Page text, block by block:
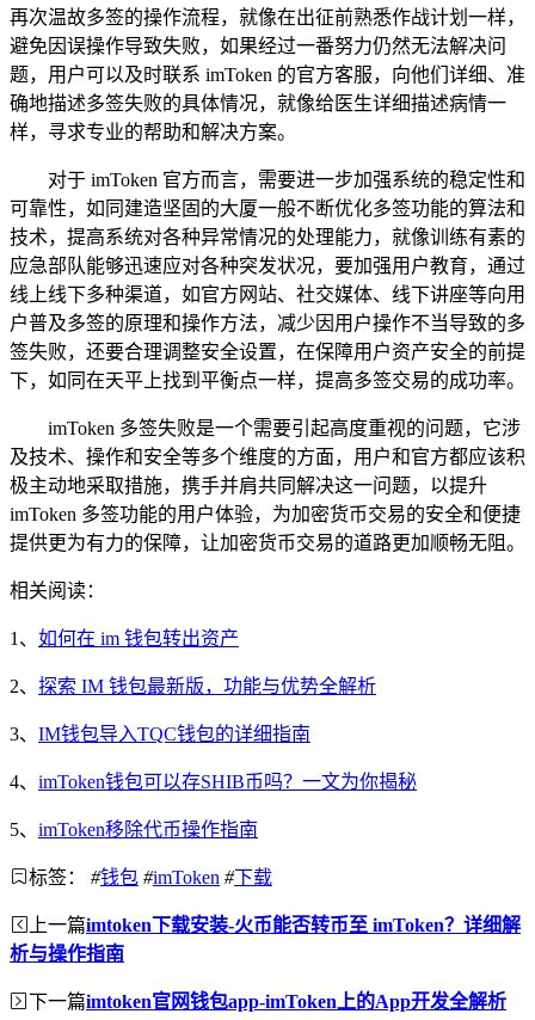
再次温故多签的操作流程，就像在出征前熟悉作战计划一样，
避免因误操作导致失败，如果经过一番努力仍然无法解决问
题，用户可以及时联系 imToken 的官方客服，向他们详细、准
确地描述多签失败的具体情况，就像给医生详细描述病情一
样，寻求专业的帮助和解决方案。
对于 imToken 官方而言，需要进一步加强系统的稳定性和
可靠性，如同建造坚固的大厦一般不断优化多签功能的算法和
技术，提高系统对各种异常情况的处理能力，就像训练有素的
应急部队能够迅速应对各种突发状况，要加强用户教育，通过
线上线下多种渠道，如官方网站、社交媒体、线下讲座等向用
户普及多签的原理和操作方法，减少因用户操作不当导致的多
签失败，还要合理调整安全设置，在保障用户资产安全的前提
下，如同在天平上找到平衡点一样，提高多签交易的成功率。
imToken 多签失败是一个需要引起高度重视的问题，它涉
及技术、操作和安全等多个维度的方面，用户和官方都应该积
极主动地采取措施，携手并肩共同解决这一问题，以提升
imToken 多签功能的用户体验，为加密货币交易的安全和便捷
提供更为有力的保障，让加密货币交易的道路更加顺畅无阻。
相关阅读：
1、 如何在 im 钱包转出资产
2、 探索 IM 钱包最新版，功能与优势全解析
3、 IM钱包导入TQC钱包的详细指南
4、 imToken钱包可以存SHIB币吗？一文为你揭秘
5、 imToken移除代币操作指南
标签： #钱包 #imToken #下载
上一篇imtoken下载安装-火币能否转币至 imToken？详细解
析与操作指南
下一篇imtoken官网钱包app-imToken上的App开发全解析